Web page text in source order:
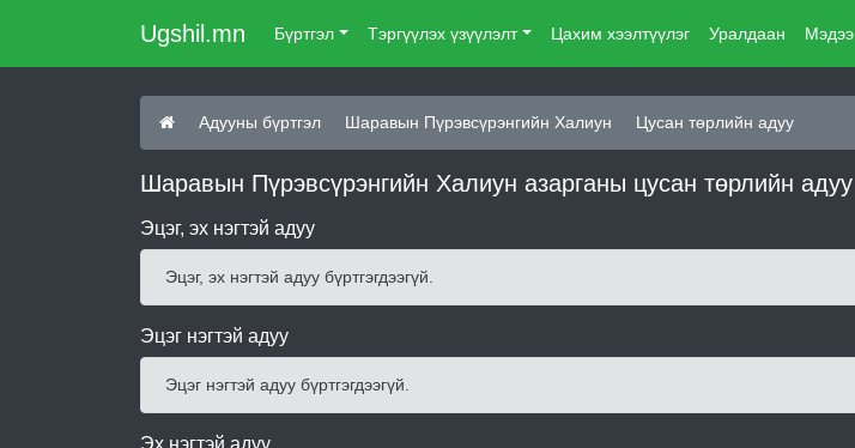
Ugshil.mn Бүртгэл Тэргүүлэх үзүүлэлт Цахим хээлтүүлэг Уралдаан Мэдээ
Адууны бүртгэл Шаравын Пүрэвсүрэнгийн Халиун Цусан төрлийн адуу
Шаравын Пүрэвсүрэнгийн Халиун азарганы цусан төрлийн адуу
Эцэг, эх нэгтэй адуу
Эцэг, эх нэгтэй адуу бүртгэгдээгүй.
Эцэг нэгтэй адуу
Эцэг нэгтэй адуу бүртгэгдээгүй.
Эх нэгтэй адуу